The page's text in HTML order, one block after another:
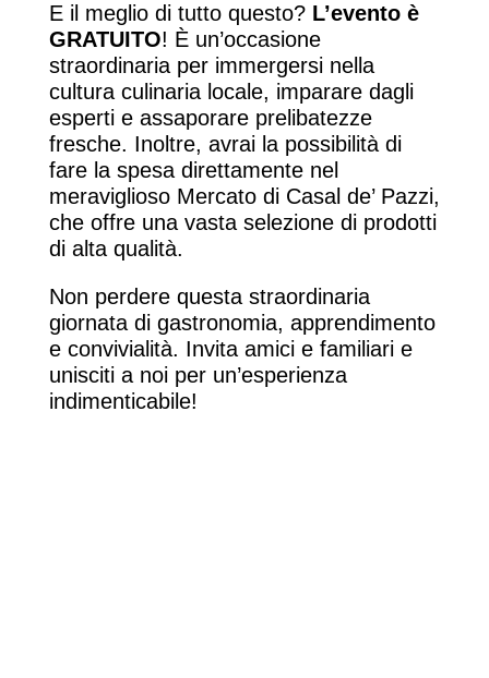
E il meglio di tutto questo? L’evento è
GRATUITO! È un’occasione
straordinaria per immergersi nella
cultura culinaria locale, imparare dagli
esperti e assaporare prelibatezze
fresche. Inoltre, avrai la possibilità di
fare la spesa direttamente nel
meraviglioso Mercato di Casal de’ Pazzi,
che offre una vasta selezione di prodotti
di alta qualità.
Non perdere questa straordinaria
giornata di gastronomia, apprendimento
e convivialità. Invita amici e familiari e
unisciti a noi per un’esperienza
indimenticabile!